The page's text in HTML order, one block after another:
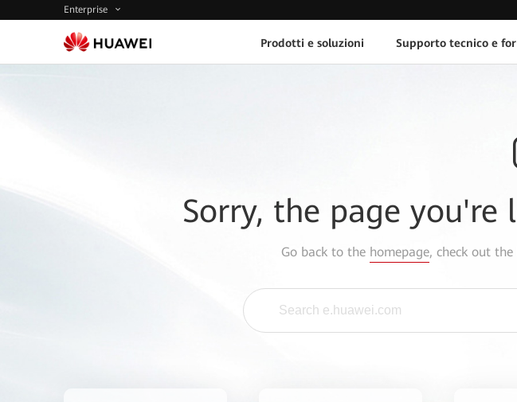
Enterprise
Prodotti e soluzioni Supporto tecnico e
Sorry, the page
Go back to the homepage, check out